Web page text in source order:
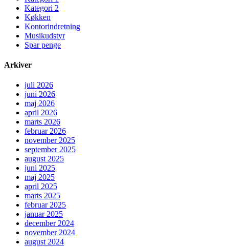
Kategori 2
Køkken
Kontorindretning
Musikudstyr
Spar penge
Arkiver
juli 2026
juni 2026
maj 2026
april 2026
marts 2026
februar 2026
november 2025
september 2025
august 2025
juni 2025
maj 2025
april 2025
marts 2025
februar 2025
januar 2025
december 2024
november 2024
august 2024